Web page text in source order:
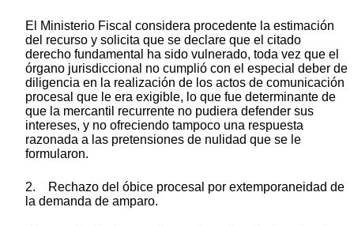
El Ministerio Fiscal considera procedente la estimación
del recurso y solicita que se declare que el citado
derecho fundamental ha sido vulnerado, toda vez que el
órgano jurisdiccional no cumplió con el especial deber de
diligencia en la realización de los actos de comunicación
procesal que le era exigible, lo que fue determinante de
que la mercantil recurrente no pudiera defender sus
intereses, y no ofreciendo tampoco una respuesta
razonada a las pretensiones de nulidad que se le
formularon.
2. Rechazo del óbice procesal por extemporaneidad de
la demanda de amparo.